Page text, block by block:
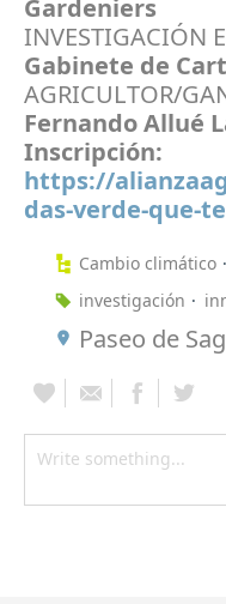
Gardeniers
INVESTIGACIÓN
Gabinete de
AGRICULTOR/
Fernando Allué
Inscripción:
https://
das-verde-que-
Cambio climático
investigación
Paseo de